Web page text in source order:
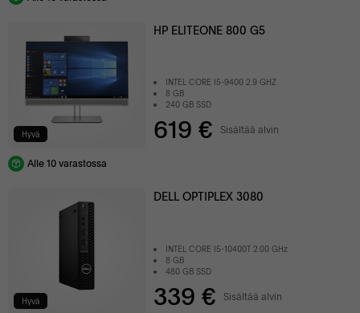
Hyvä
HP ELITEONE 800 G5
INTEL CORE I5-9400 2.9 GHZ
8 GB
240 GB SSD
619 € Sisältää alvin
Alle 10 varastossa
Hyvä
DELL OPTIPLEX 3080
INTEL CORE I5-10400T 2.00 GHz
8 GB
480 GB SSD
339 € Sisältää alvin